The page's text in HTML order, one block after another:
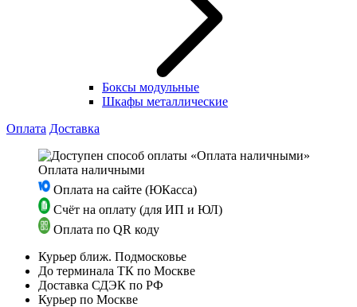
Боксы модульные
Шкафы металлические
Оплата Доставка
Оплата наличными
Оплата на сайте (ЮКасса)
Счёт на оплату (для ИП и ЮЛ)
Оплата по QR коду
Курьер ближ. Подмосковье
До терминала ТК по Москве
Доставка СДЭК по РФ
Курьер по Москве